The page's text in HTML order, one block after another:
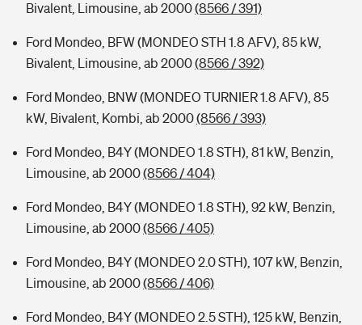
Bivalent, Limousine, ab 2000(8566 / 391)
Ford Mondeo, BFW (MONDEO STH 1.8 AFV), 85 kW,
Bivalent, Limousine, ab 2000(8566 / 392)
Ford Mondeo, BNW (MONDEO TURNIER 1.8 AFV), 85
kW, Bivalent, Kombi, ab 2000(8566 / 393)
Ford Mondeo, B4Y (MONDEO 1.8 STH), 81 kW, Benzin,
Limousine, ab 2000(8566 / 404)
Ford Mondeo, B4Y (MONDEO 1.8 STH), 92 kW, Benzin,
Limousine, ab 2000(8566 / 405)
Ford Mondeo, B4Y (MONDEO 2.0 STH), 107 kW, Benzin,
Limousine, ab 2000(8566 / 406)
Ford Mondeo, B4Y (MONDEO 2.5 STH), 125 kW, Benzin,